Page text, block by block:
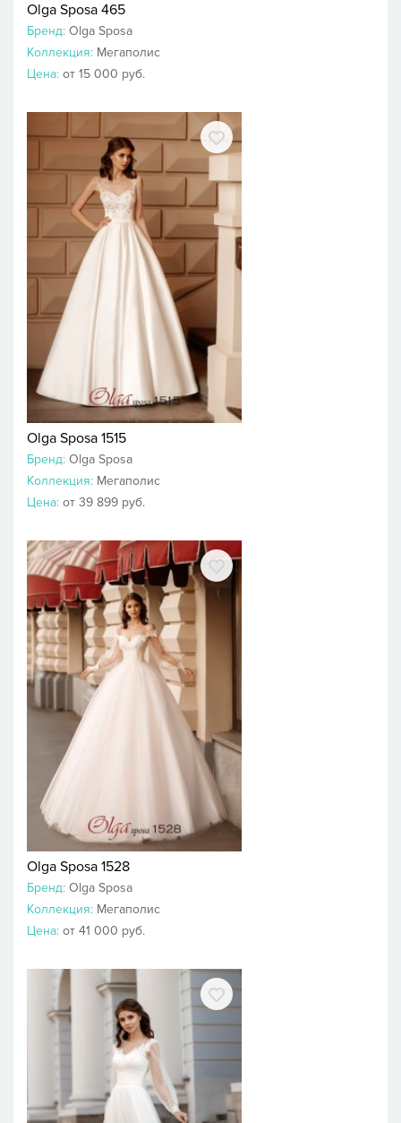
Olga Sposa 465
Бренд: Olga Sposa
Коллекция: Мегаполис
Цена: от 15 000 руб.
Olga Sposa 1515
Бренд: Olga Sposa
Коллекция: Мегаполис
Цена: от 39 899 руб.
Olga Sposa 1528
Бренд: Olga Sposa
Коллекция: Мегаполис
Цена: от 41 000 руб.